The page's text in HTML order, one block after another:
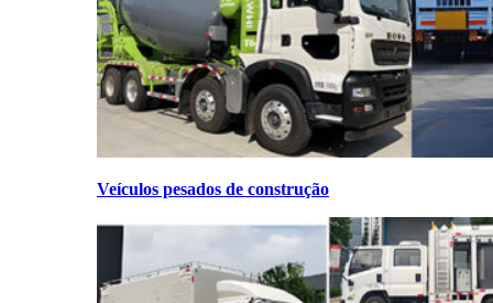
Veículos pesados de construção